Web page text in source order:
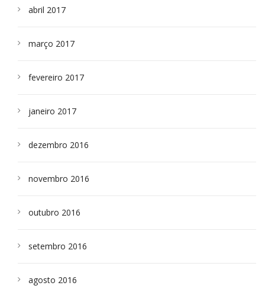
abril 2017
março 2017
fevereiro 2017
janeiro 2017
dezembro 2016
novembro 2016
outubro 2016
setembro 2016
agosto 2016